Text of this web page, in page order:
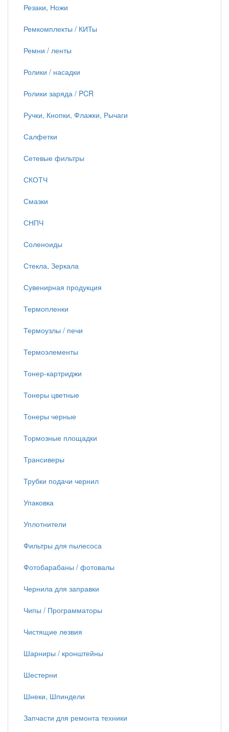
Резаки, Ножи
Ремкомплекты / КИТы
Ремни / ленты
Ролики / насадки
Ролики заряда / PCR
Ручки, Кнопки, Флажки, Рычаги
Салфетки
Сетевые фильтры
СКОТЧ
Смазки
СНПЧ
Соленоиды
Стекла, Зеркала
Сувенирная продукция
Термопленки
Термоузлы / печи
Термоэлементы
Тонер-картриджи
Тонеры цветные
Тонеры черные
Тормозные площадки
Трансиверы
Трубки подачи чернил
Упаковка
Уплотнители
Фильтры для пылесоса
Фотобарабаны / фотовалы
Чернила для заправки
Чипы / Программаторы
Чистящие лезвия
Шарниры / кронштейны
Шестерни
Шнеки, Шпиндели
Запчасти для ремонта техники